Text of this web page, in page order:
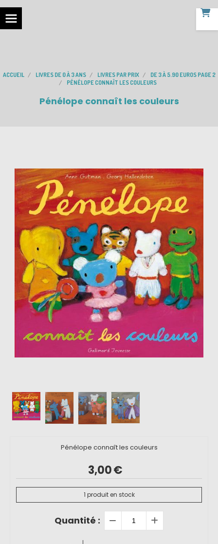
ACCUEIL LIVRES DE 0 À 3 ANS LIVRES PAR PRIX
DE 3 À 5.90 EUROS PAGE 2
PÉNÉLOPE CONNAÎT LES COULEURS
Pénélope connaît les couleurs
Pénélope connaît les couleurs
3,00€
1 produit en stock
Quantité :